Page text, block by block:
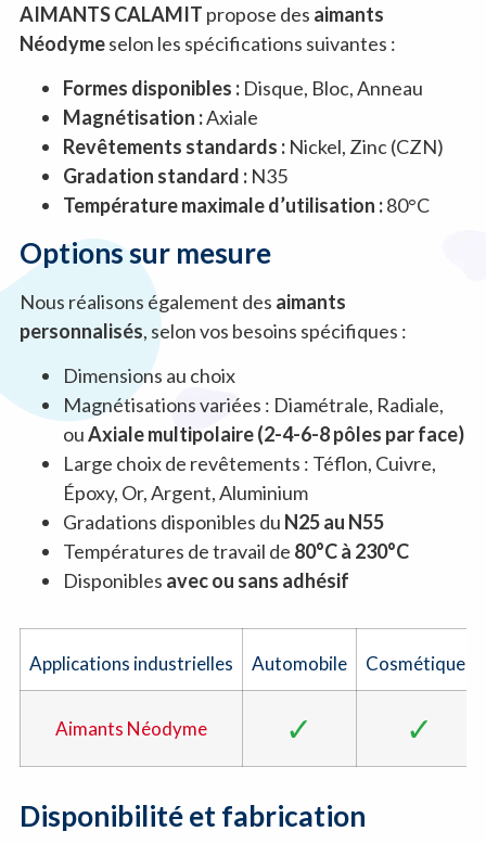
AIMANTS CALAMIT propose des aimants
Néodymeselon les spécifications suivantes :
Formes disponibles :Disque, Bloc, Anneau
Magnétisation :Axiale
Revêtements standards :Nickel, Zinc (CZN)
Gradation standard :N35
Température maximale d’utilisation :80°C
Options sur mesure
Nous réalisons également des aimants
personnalisés, selon vos besoins spécifiques :
Dimensions au choix
Magnétisations variées : Diamétrale, Radiale,
ouAxiale multipolaire (2-4-6-8 pôles par face)
Large choix de revêtements : Téflon, Cuivre,
Époxy, Or, Argent, Aluminium
Gradations disponibles du N25 au N55
Températures de travail de 80°C à 230°C
Disponibles avec ou sans adhésif
Applications industrielles Automobile Cosmétiques
Aimants Néodyme ✓ ✓
Disponibilité et fabrication